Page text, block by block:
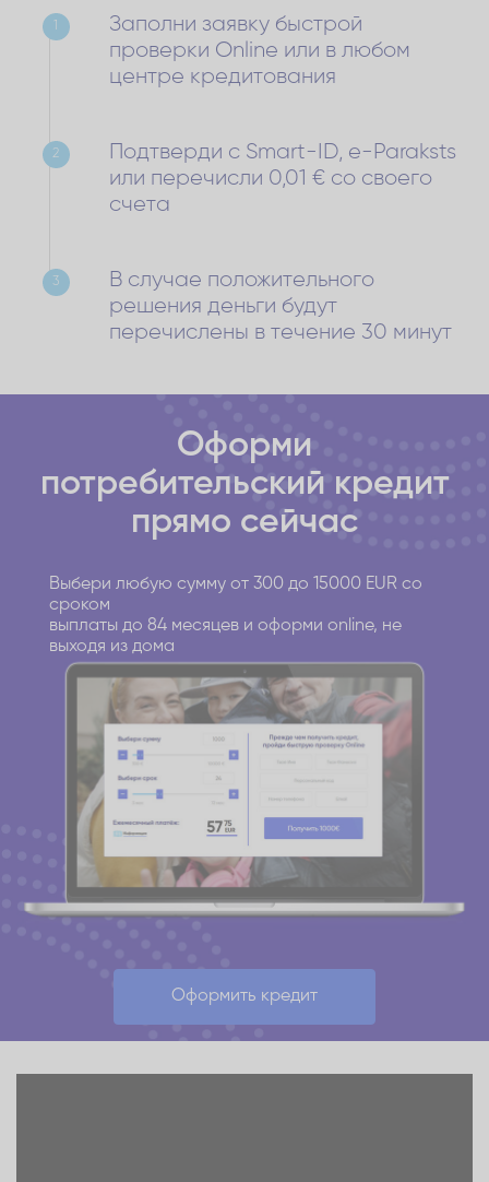
Заполни заявку быстрой
проверки Online или в любом
центре кредитования
2
Подтверди с Smart-ID, e-Paraksts
или перечисли 0,01 € со своего
счета
3
В случае положительного
решения деньги будут
перечислены в течение 30 минут
Оформи
потребительский кредит
прямо сейчас
Выбери любую сумму от 300 до 15000 EUR со
сроком
выплаты до 84 месяцев и оформи online, не
выходя из дома
Оформить кредит